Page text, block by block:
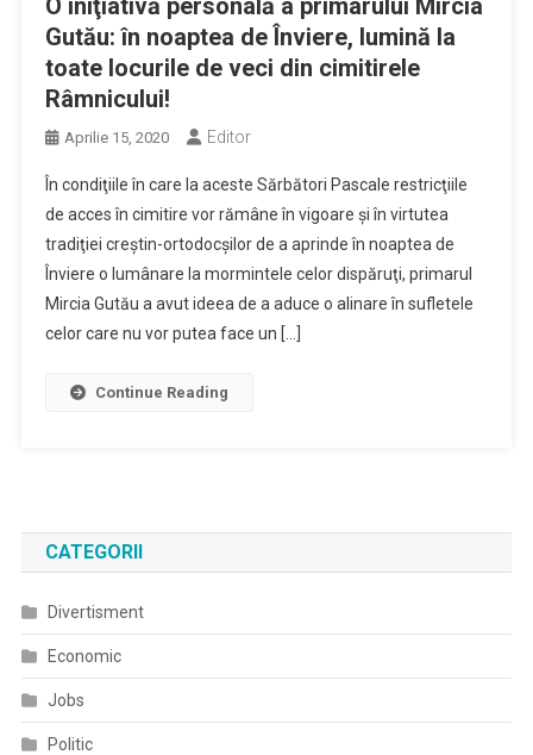
O iniţiativă personală a primarului Mircia
Gutău: în noaptea de Înviere, lumină la
toate locurile de veci din cimitirele
Râmnicului!
Aprilie 15, 2020 Editor
În condiţiile în care la aceste Sărbători Pascale restricţiile
de acces în cimitire vor rămâne în vigoare şi în virtutea
tradiţiei creştin-ortodocşilor de a aprinde în noaptea de
Înviere o lumânare la mormintele celor dispăruţi, primarul
Mircia Gutău a avut ideea de a aduce o alinare în sufletele
celor care nu vor putea face un […]
Continue Reading
CATEGORII
Divertisment
Economic
Jobs
Politic